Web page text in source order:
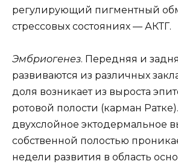
регулирующий пигментный
стрессовых состояниях — АКТГ.
Эмбриогенез. Передняя и
развиваются из различных
доля возникает из выроста
ротовой полости (карман
двухслойное эктодермальное
собственной полостью
недели развития в область